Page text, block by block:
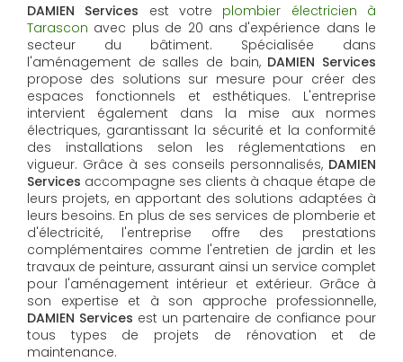
DAMIEN Services est votre plombier électricien à
Tarascon avec plus de 20 ans d'expérience dans le
secteur du bâtiment. Spécialisée dans
l'aménagement de salles de bain, DAMIEN Services
propose des solutions sur mesure pour créer des
espaces fonctionnels et esthétiques. L'entreprise
intervient également dans la mise aux normes
électriques, garantissant la sécurité et la conformité
des installations selon les réglementations en
vigueur. Grâce à ses conseils personnalisés, DAMIEN
Services accompagne ses clients à chaque étape de
leurs projets, en apportant des solutions adaptées à
leurs besoins. En plus de ses services de plomberie et
d'électricité, l'entreprise offre des prestations
complémentaires comme l'entretien de jardin et les
travaux de peinture, assurant ainsi un service complet
pour l'aménagement intérieur et extérieur. Grâce à
son expertise et à son approche professionnelle,
DAMIEN Services​​​​​​​ est un partenaire de confiance pour
tous types de projets de rénovation et de
maintenance.